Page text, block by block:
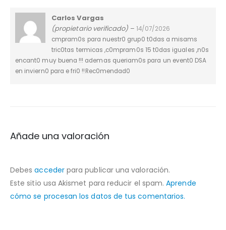
Carlos Vargas
(propietario verificado) – 14/07/2026
cmpram0s para nuestr0 grup0 t0das a misams
tric0tas termicas ,c0mpram0s 15 t0das iguaIes ,n0s
encant0 muy buena !!! ademas queriam0s para un event0 DSA
en inviern0 para e fri0 !!Rec0mendad0
Añade una valoración
Debesaccederpara publicar una valoración.
Este sitio usa Akismet para reducir el spam.Aprende
cómo se procesan los datos de tus comentarios.